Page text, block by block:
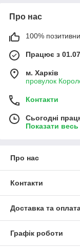
Про нас
100%
Працює з
м. Харків
провулок
Контакти
Сьогодні
Показати
Про нас
Контакти
Доставка та
Графік роботи